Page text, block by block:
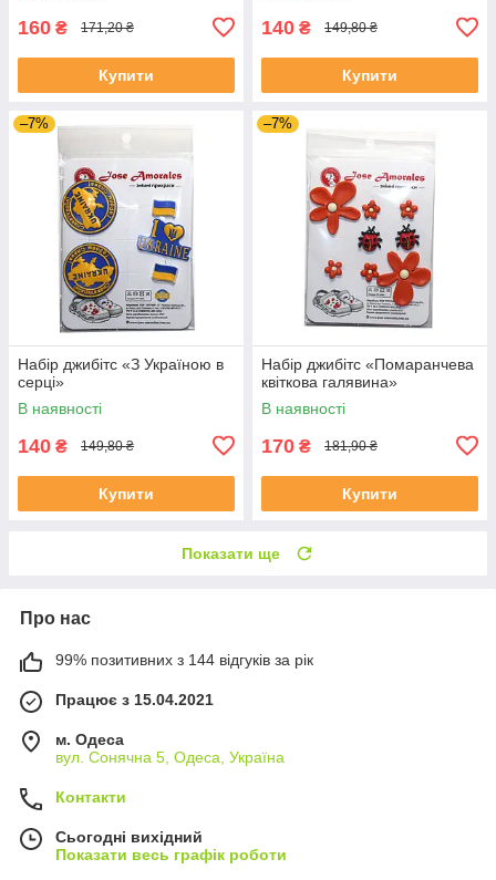
160 ₴ 171,20 ₴
Купити
140 ₴ 149,80 ₴
Купити
–7%
Набір джибітс «З Україною в
серці»
В наявності
140 ₴ 149,80 ₴
Купити
–7%
Набір джибітс «Помаранчева
квіткова галявина»
В наявності
170 ₴ 181,90 ₴
Купити
Показати ще
Про нас
99% позитивних з 144 відгуків за рік
Працює з 15.04.2021
м. Одеса
вул. Сонячна 5, Одеса, Україна
Контакти
Сьогодні вихідний
Показати весь графік роботи